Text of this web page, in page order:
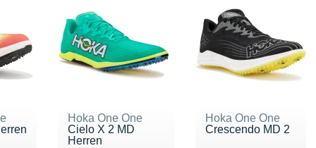
Hoka One One
Cielo X 2 MD
Herren
Hoka One One
Crescendo MD 2